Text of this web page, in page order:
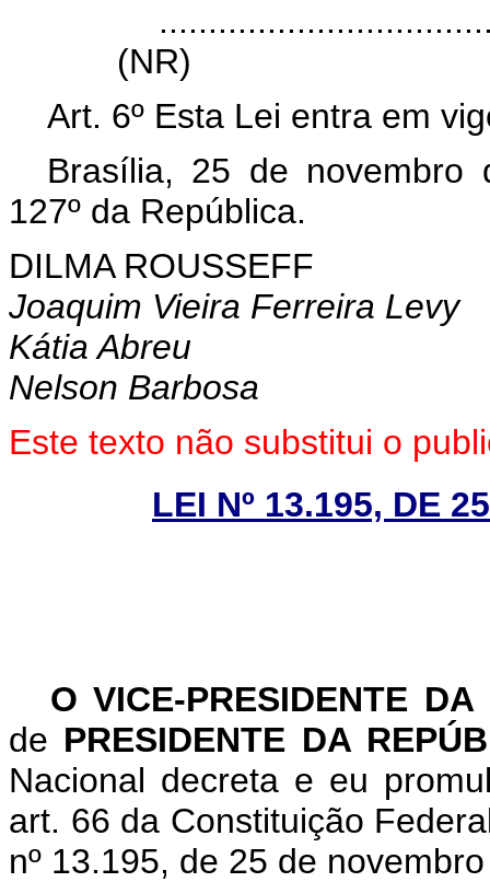
(NR)
Art. 6º Esta Lei entra em
Brasília, 25 de novembro
127º da República.
DILMA ROUSSEFF
Joaquim Vieira Ferreira Levy
Kátia Abreu
Nelson Barbosa
Este texto não substitui o
LEI Nº 13.195, DE
O VICE-PRESIDENTE
de PRESIDENTE DA
Nacional decreta e eu
art. 66 da Constituição
nº 13.195, de 25 de